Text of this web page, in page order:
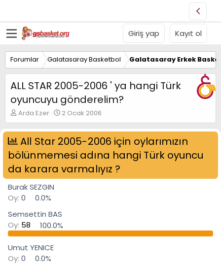
Giriş yap Kayıt ol
Forumlar Galatasaray Basketbol Galatasaray Erkek
ALL STAR 2005-2006 ' ya hangi Türk
oyuncuyu gönderelim?
K
o
n
y
u
B
a
ş
a
a
n
Arda Ezer
B
a
ş
l
a
n
g
r
i
h
i
2 Ocak 2006
All Star 2005-2006 için oylarımızın
bölünmemesi adına hangi Türk oyuncu
da karara varmalıyız ?
Burak SEZGIN
Oy: 0
0.0%
Semsettin BAS
Oy: 58 100.0%
Umut YENICE
Oy: 0
0.0%